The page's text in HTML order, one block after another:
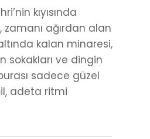
kıyısında
ağırdan alan
kalan minaresi,
sokakları ve dingin
sadece güzel
adeta ritmi